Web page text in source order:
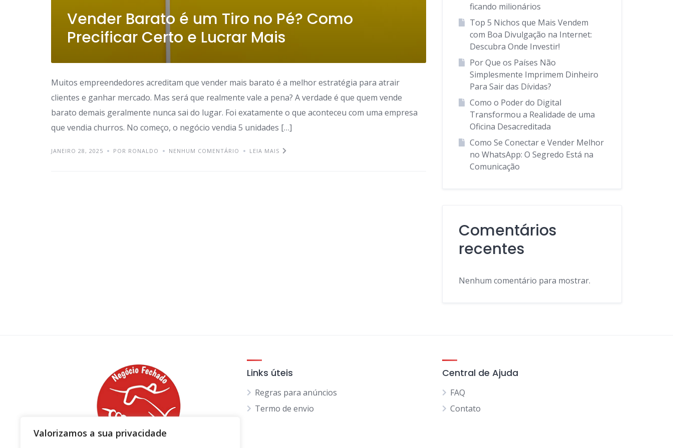
Valorizamos a sua privacidade
Vender Barato é um Tiro no Pé? Como
Precificar Certo e Lucrar Mais
Muitos empreendedores acreditam que vender mais barato é a melhor estratégia para atrair
clientes e ganhar mercado. Mas será que realmente vale a pena? A verdade é que quem vende
barato demais geralmente nunca sai do lugar. Foi exatamente o que aconteceu com uma empresa
que vendia churros. No começo, o negócio vendia 5 unidades […]
JANEIRO 28, 2025 POR RONALDO NENHUM COMENTÁRIO LEIA MAIS
ficando milionários
Top 5 Nichos que Mais Vendem
com Boa Divulgação na Internet:
Descubra Onde Investir!
Por Que os Países Não
Simplesmente Imprimem Dinheiro
Para Sair das Dívidas?
Como o Poder do Digital
Transformou a Realidade de uma
Oficina Desacreditada
Como Se Conectar e Vender Melhor
no WhatsApp: O Segredo Está na
Comunicação
Comentários
recentes
Nenhum comentário para mostrar.
Links úteis
Regras para anúncios
Termo de envio
Central de Ajuda
FAQ
Contato